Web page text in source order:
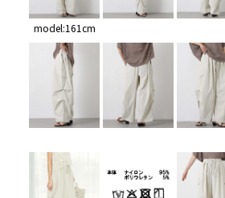
model:161cm